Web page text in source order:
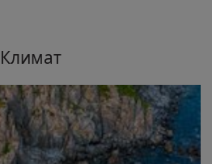
Климат